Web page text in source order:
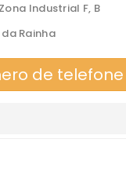
Industrial F, B
Rainha
de telefone